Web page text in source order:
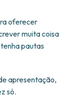
oferecer
muita coisa
pautas
apresentação,
só.